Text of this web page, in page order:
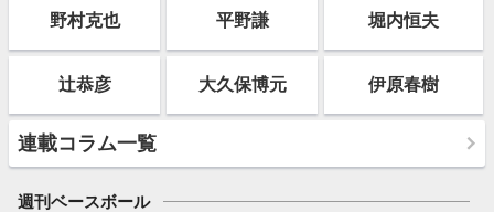
野村克也 平野謙 堀内恒夫
辻恭彦 大久保博元 伊原春樹
連載コラム一覧
週刊ベースボール